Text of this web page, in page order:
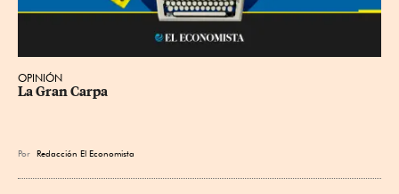
OPINIÓN
La Gran Carpa
Por Redacción El Economista